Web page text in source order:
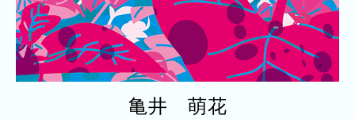
亀井 萌花